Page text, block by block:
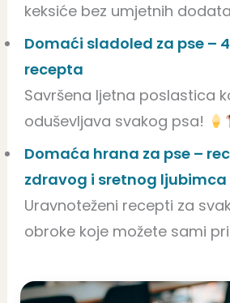
keksiće bez umjetnih
Domaći sladoled za pse –
recepta
Savršena ljetna poslastica
oduševljava svakog psa!
Domaća hrana za pse –
zdravog i sretnog ljubimca
Uravnoteženi recepti za
obroke koje možete sami